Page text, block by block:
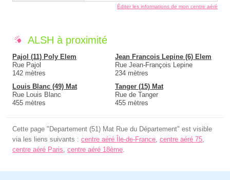
Éditer les informations de mon centre aéré
ALSH à proximité
Pajol (11) Poly Elem
Rue Pajol
142 mètres
Jean Francois Lepine (6) Elem
Rue Jean-François Lepine
234 mètres
Louis Blanc (49) Mat
Rue Louis Blanc
455 mètres
Tanger (15) Mat
Rue de Tanger
455 mètres
Cette page "Departement (51) Mat Rue du Département" est visible
via les liens suivants : centre aéré Île-de-France centre aéré 75
centre aéré Paris centre aéré 18ème